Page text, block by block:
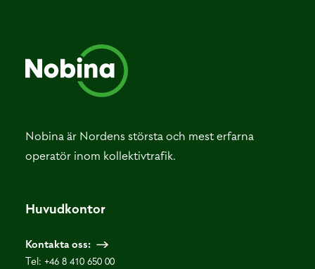
Nobina är Nordens största och mest erfarna
operatör inom kollektivtrafik.
Huvudkontor
Kontakta oss:
Tel: +46 8 410 650 00